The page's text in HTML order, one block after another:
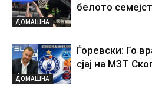
ДОМАШНА
белото
ДОМАШНА
Ѓоревски: Го
сјај на МЗТ